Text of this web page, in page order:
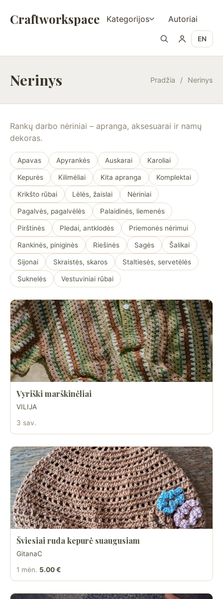
Craftworkspace Kategorijos Autoriai
EN
Nerinys Pradžia / Nerinys
Rankų darbo nėriniai – apranga, aksesuarai ir namų
dekoras.
Apavas Apyrankės Auskarai Karoliai
Kepurės Kilimėliai Kita apranga Komplektai
Krikšto rūbai Lėlės, žaislai Nėriniai
Pagalvės, pagalvėlės Palaidinės, liemenės
Pirštinės Pledai, antklodės Priemonės nėrimui
Rankinės, piniginės Riešinės Sagės Šalikai
Sijonai Skraistės, skaros Staltiesės, servetėlės
Suknelės Vestuviniai rūbai
Vyriški marškinėliai
VILIJA
3 sav.
Šviesiai ruda kepurė suaugusiam
GitanaC
1 mėn. 5.00 €